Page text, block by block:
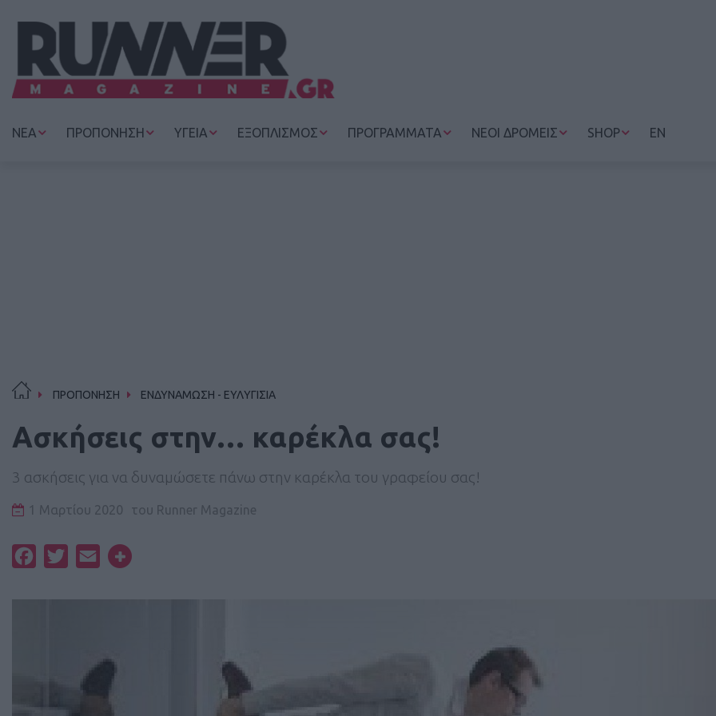
ΝΕΑ ΠΡΟΠΟΝΗΣΗ ΥΓΕΙΑ ΕΞΟΠΛΙΣΜΟΣ ΠΡΟΓΡΑΜΜΑΤΑ ΝΕΟΙ ΔΡΟΜΕΙΣ SHOP EN
ΠΡΟΠΟΝΗΣΗ ΕΝΔΥΝΑΜΩΣΗ - ΕΥΛΥΓΙΣΙΑ
Ασκήσεις στην… καρέκλα σας!
3 ασκήσεις για να δυναμώσετε πάνω στην καρέκλα του γραφείου σας!
1 Μαρτίου 2020 του Runner Magazine
FacebookTwitterEmail